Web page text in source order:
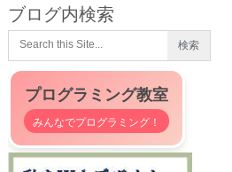
ブログ内検索
プログラミング教室
みんなでプログラミング！